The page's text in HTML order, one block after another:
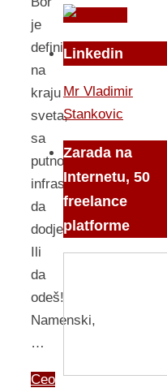
je
definitivno
na
kraju
sveta,
sa
putnom
infrastrukturom
da
dodješ!
Ili
da
odeš!
Namenski,
…
Ceo
Linkedin
Mr Vladimir
Stankovic
Zarada na
Internetu, 50
freelance
platforme